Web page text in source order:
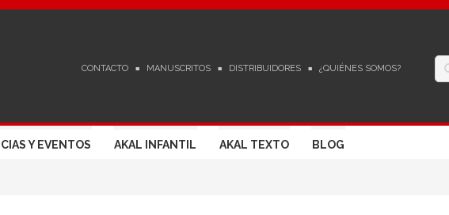
CONTACTO MANUSCRITOS DISTRIBUIDORES ¿QUIÉNES SOMOS?
Y EVENTOS AKAL INFANTIL AKAL TEXTO BLOG